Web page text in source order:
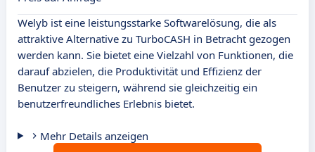
Welyb ist eine leistungsstarke Softwarelösung, die als
attraktive Alternative zu TurboCASH in Betracht gezogen
werden kann. Sie bietet eine Vielzahl von Funktionen, die
darauf abzielen, die Produktivität und Effizienz der
Benutzer zu steigern, während sie gleichzeitig ein
benutzerfreundliches Erlebnis bietet.
Mehr Details anzeigen